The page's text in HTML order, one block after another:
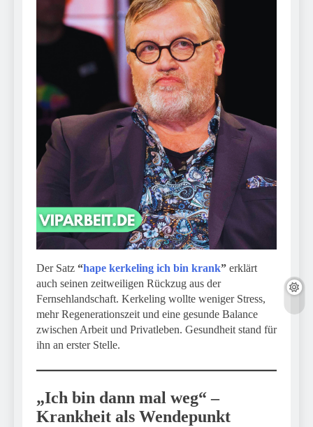
Der Satz “hape kerkeling ich bin krank” erklärt
auch seinen zeitweiligen Rückzug aus der
Fernsehlandschaft. Kerkeling wollte weniger Stress,
mehr Regenerationszeit und eine gesunde Balance
zwischen Arbeit und Privatleben. Gesundheit stand für
ihn an erster Stelle.
„Ich bin dann mal weg“ –
Krankheit als Wendepunkt